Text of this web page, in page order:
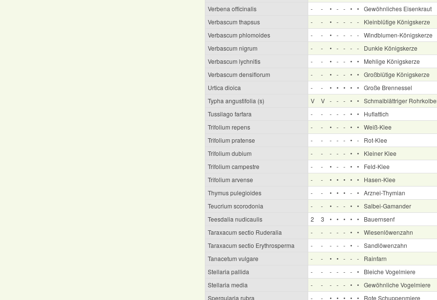
Verbena officinalis
- - • - - • •
Gewöhnliches Eisenkraut
Verbascum thapsus
- - • - - - -
Kleinblütige Königskerze
Verbascum phlomoides
- - • - - - -
Windblumen-Königskerze
Verbascum nigrum
- - • - - - -
Dunkle Königskerze
Verbascum lychnitis
- - • - - • •
Mehlige Königskerze
Verbascum densiflorum
- - • - - • •
Großblütige Königskerze
Urtica dioica
- - • • • • •
Große Brennessel
Typha angustifolia (s)
V V - - - • •
Schmalblättriger
Tussilago farfara
- - - - - • •
Huflattich
Trifolium repens
- - • - - • •
Weiß-Klee
Trifolium pratense
- - - - - • -
Rot-Klee
Trifolium dubium
- - - - - • •
Kleiner Klee
Trifolium campestre
- - • - - • •
Feld-Klee
Trifolium arvense
- - • • • • •
Hasen-Klee
Thymus pulegioides
- - • • • - •
Arznei-Thymian
Teucrium scorodonia
- - • - - • •
Salbei-Gamander
Teesdalia nudicaulis
2 3 • • • • •
Bauernsenf
Taraxacum sectio Ruderalia
- - - - - • •
Wiesenlöwenzahn
Taraxacum sectio Erythrosperma
- - - - - • -
Sandlöwenzahn
Tanacetum vulgare
- - • • - - -
Rainfarn
Stellaria pallida
- - - - - - •
Bleiche Vogelmiere
Stellaria media
- - - - - • •
Gewöhnliche Vogelmiere
Spergularia rubra
- - • • • • •
Rote Schuppenmiere